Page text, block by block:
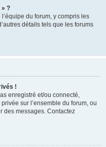
» ?
du forum, y compris les
détails tels que les forums
!
enregistré et/ou connecté,
sur l’ensemble du forum, ou
des messages. Contactez